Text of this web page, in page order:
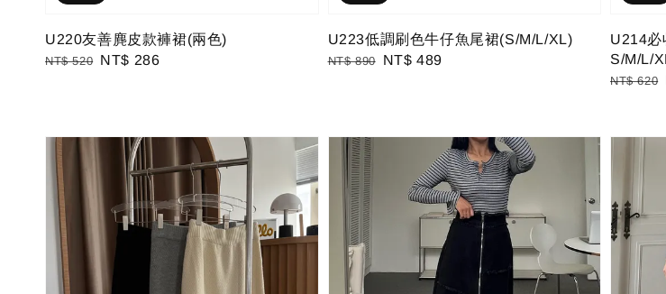
U220友善麂皮款褲裙(兩色)
Regular
NT$ 520 Sale
NT$ 286
U223低調刷色牛仔魚尾裙(S/M/L/XL)
Regular
NT$ 890
Sale
NT$ 489
U214必
S/M/L/
Regular
NT$ 620